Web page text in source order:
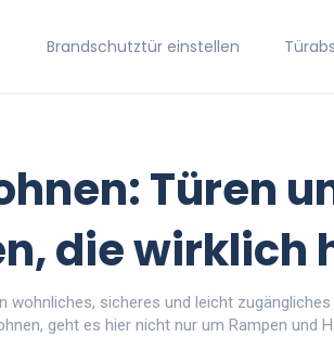
Brandschutztür einstellen
Türen
die wirklich
wohnliches, sicheres und leicht
, geht es hier nicht nur um Rampen und